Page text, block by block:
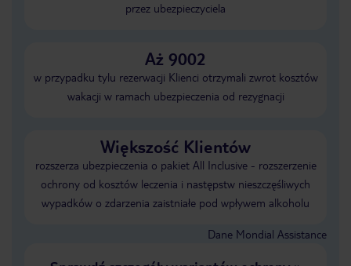
przez ubezpieczyciela
Aż 9002
w przypadku tylu rezerwacji Klienci otrzymali zwrot kosztów
wakacji w ramach ubezpieczenia od rezygnacji
Większość Klientów
rozszerza ubezpieczenia o pakiet All Inclusive - rozszerzenie
ochrony od kosztów leczenia i następstw nieszczęśliwych
wypadków o zdarzenia zaistniałe pod wpływem alkoholu
Dane Mondial Assistance